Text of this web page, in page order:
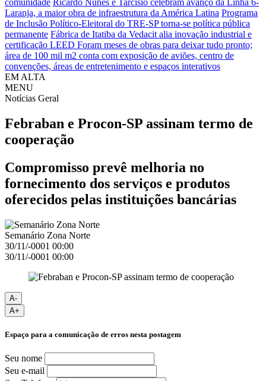
comunidade Ricardo Nunes e Tarcísio celebram avanço da Linha 6-
Laranja, a maior obra de infraestrutura da América Latina Programa
de Inclusão Político-Eleitoral do TRE-SP torna-se política pública
permanente Fábrica de Itatiba da Vedacit alia inovação industrial e
certificação LEED Foram meses de obras para deixar tudo pronto;
área de 100 mil m2 conta com exposição de aviões, centro de
convenções, áreas de entretenimento e espaços interativos
EM ALTA
MENU
Notícias Geral
Febraban e Procon-SP assinam termo de
cooperação
Compromisso prevê melhoria no
fornecimento dos serviços e produtos
oferecidos pelas instituições bancárias
Semanário Zona Norte
30/11/-0001 00:00
30/11/-0001 00:00
A-
A+
Espaço para a comunicação de erros nesta postagem
Seu nome
Seu e-mail